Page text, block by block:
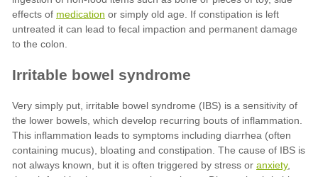
medication
anxiety